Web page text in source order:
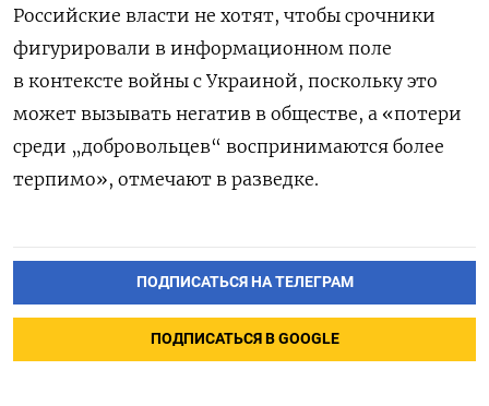
Российские власти не хотят, чтобы срочники
фигурировали в информационном поле
в контексте войны с Украиной, поскольку это
может вызывать негатив в обществе, а «потери
среди „добровольцев“ воспринимаются более
терпимо», отмечают в разведке.
ПОДПИСАТЬСЯ НА ТЕЛЕГРАМ
ПОДПИСАТЬСЯ В GOOGLE